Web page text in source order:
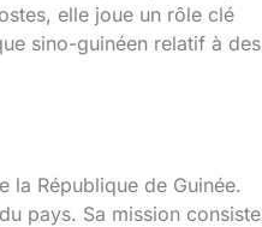
elle joue un rôle clé
sino-guinéen relatif à des
la République de Guinée.
pays. Sa mission consiste